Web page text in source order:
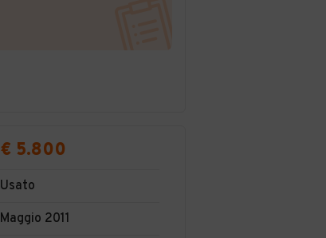
€ 5.800
Usato
Maggio 2011